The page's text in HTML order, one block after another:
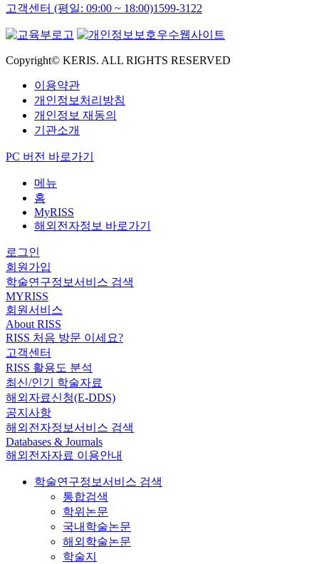
고객센터 (평일: 09:00 ~ 18:00)1599-3122
Copyright© KERIS. ALL RIGHTS RESERVED
이용약관
개인정보처리방침
개인정보 재동의
기관소개
PC 버전 바로가기
메뉴
홈
MyRISS
해외전자정보 바로가기
로그인
회원가입
학술연구정보서비스 검색
MYRISS
회원서비스
About RISS
RISS 처음 방문 이세요?
고객센터
RISS 활용도 분석
최신/인기 학술자료
해외자료신청(E-DDS)
공지사항
해외전자정보서비스 검색
Databases & Journals
해외전자자료 이용안내
학술연구정보서비스 검색
통합검색
학위논문
국내학술논문
해외학술논문
학술지